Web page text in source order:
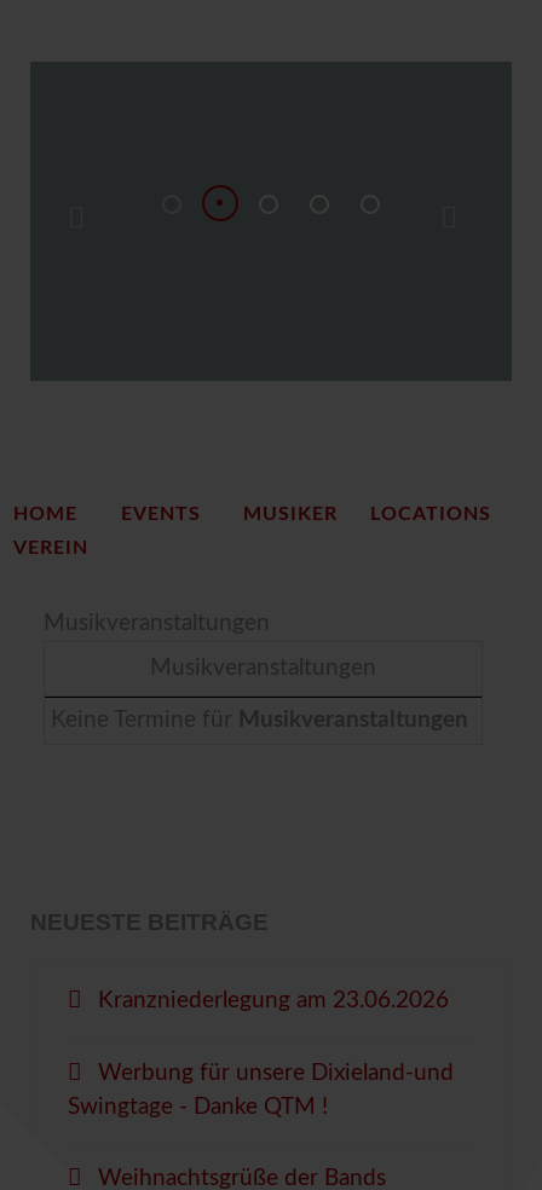
HOME EVENTS MUSIKER
LOCATIONS
VEREIN
Musikveranstaltungen
Musikveranstaltungen
Keine Termine für Musikveranstaltungen
NEUESTE BEITRÄGE
Kranzniederlegung am 23.06.2026
Werbung für unsere Dixieland-und
Swingtage - Danke QTM !
Weihnachtsgrüße der Bands